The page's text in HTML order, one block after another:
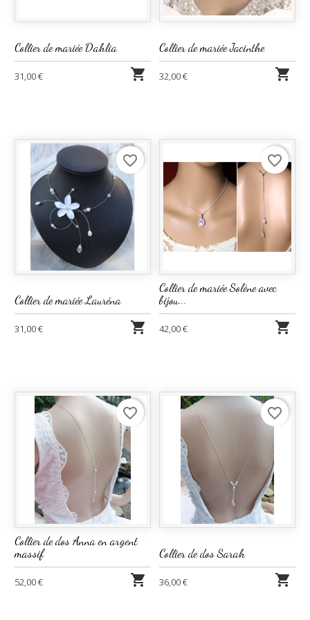
Collier de mariée Dahlia
31,00 € 
Collier de mariée Jacinthe
32,00 € 
Collier de mariée Lauréna
31,00 € 
favorite_border
Collier de mariée Solène avec
bijou...
42,00 € 
favorite_border
Collier de dos Anna en argent
massif
52,00 € 
favorite_border
Collier de dos Sarah
36,00 € 
favorite_border